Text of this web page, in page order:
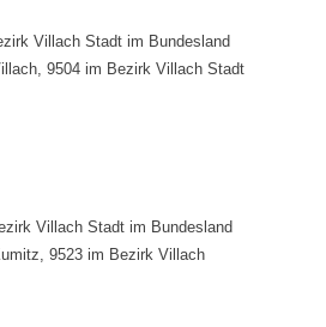
Villach Stadt im Bundesland
9504 im Bezirk Villach Stadt
Villach Stadt im Bundesland
9523 im Bezirk Villach